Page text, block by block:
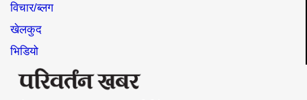
विचार/ब्लग
खेलकुद
भिडियो